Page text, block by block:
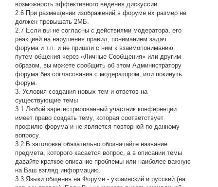
возможность эффективного ведения дискуссии.
2.6 При размещении изображений в форуме их размер не
должен превышать 2МБ.
2.7 Если вы не согласны с действиями модератора, его
реакцией на нарушения правил, пониманием задач
форума и т.п. и не пришли с ним к взаимопониманию
путем общения через «Личные Сообщения» или другим
образом, вы можете сообщить об этом Администратору
форума без согласования с модератором, или покинуть
форум.
3. Условия создания новых тем и ответов на
существующие темы
3.1 Любой зарегистрированный участник конференции
имеет право создать тему, которая соответствует
профилю форума и не является повторной по данному
вопросу.
3.2 В заголовке обязательно обозначайте название
предмета, которого касается вопрос, а в описании темы
давайте краткое описание проблемы или наиболее важную
на Ваш взгляд информацию.
3.3 Языки общения на Форуме - украинский и русский (на